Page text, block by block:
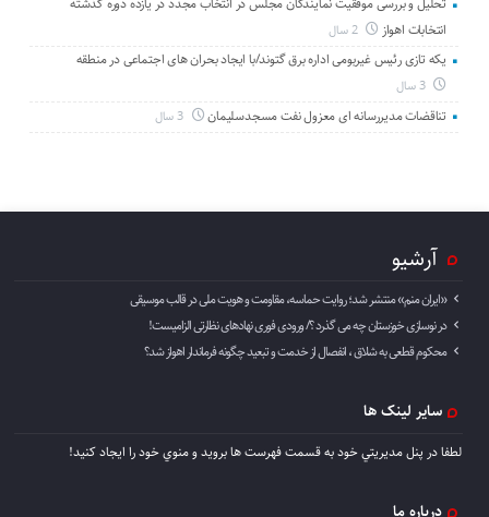
تحلیل و بررسی موفقیت نمایندگان مجلس در انتخاب مجدد در یازده دوره گذشته
انتخابات اهواز
2 سال
یکه تازی رئیس غیربومی اداره برق گتوند/با ایجاد بحران های اجتماعی در منطقه
3 سال
تناقضات مدیررسانه ای معزول نفت مسجدسلیمان 3 سال
آرشیو
«ایران منم» منتشر شد؛ روایت حماسه، مقاومت و هویت ملی در قالب موسیقی
در نوسازی خوزستان چه می گذرد ؟/ ورودی فوری نهادهای نظارتی الزامیست!
محکوم قطعی به شلاق ، انفصال از خدمت و تبعید چگونه فرماندار اهواز شد؟
سایر لینک ها
لطفا در پنل مديريتي خود به قسمت فهرست ها برويد و منوي خود را ايجاد كنيد!
درباره ما